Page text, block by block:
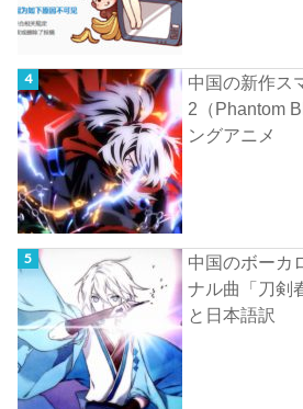
中国の新作ス
2（Phantom
ングアニメ
中国のボーカ
ナル曲「刀
と日本語訳